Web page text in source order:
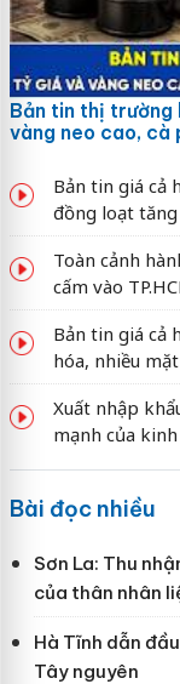
Bản tin thị
vàng neo cao, cà
Bản tin giá cả
đồng loạt
Toàn cảnh
cấm vào
Bản tin giá cả
hóa, nhiều
Xuất nhập
mạnh của
Bài đọc nhiều
Sơn La: Thu
của thân nhân
Hà Tĩnh dẫn
Tây nguyên